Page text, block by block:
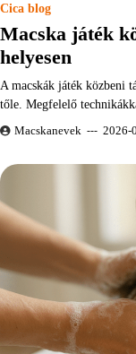
Cica blog
Macska játék
helyesen
A macskák játék közbeni
tőle. Megfelelő
Macskanevek 2026-